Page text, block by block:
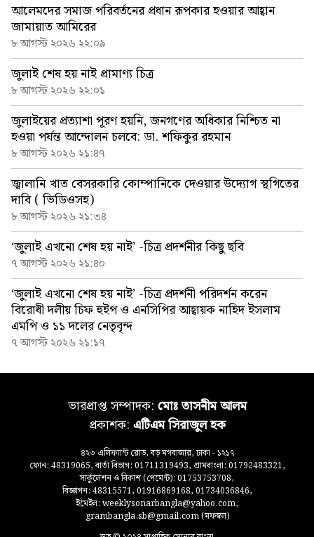
আলেমদের সমাজ পরিবর্তনের প্রধান রূপকার হওয়ার আহ্বান
জামায়াত আমিরের
৮ আগস্ট ২০২৬ ২২:০৯
জুলাই শেষ হয় নাই প্রামাণ্য চিত্র
৮ আগস্ট ২০২৬ ২২:০১
জুলাইয়ের প্রত্যাশা পূরণ হয়নি, জনগণের অধিকার নিশ্চিত না
হওয়া পর্যন্ত আন্দোলন চলবে: ডা. শফিকুর রহমান
৮ আগস্ট ২০২৬ ২১:৪৭
জ্বালানি খাত বেসরকারি কোম্পানিকে দেওয়ার উদ্যোগ স্থগিতের
দাবি ( ভিডিওসহ)
৮ আগস্ট ২০২৬ ২১:৩৪
‘জুলাই এখনো শেষ হয় নাই’ -চিত্র প্রদর্শনীর কিছু ছবি
৭ আগস্ট ২০২৬ ২১:৪০
‘জুলাই এখনো শেষ হয় নাই’ -চিত্র প্রদর্শনী পরিদর্শন করেন
বিরোধী দলীয় চিফ হুইপ ও এনসিপির আহ্বায়ক নাহিদ ইসলাম
এমপি ও ১১ দলের নেতৃবৃন্দ
৭ আগস্ট ২০২৬ ২১:১৭
ভারপ্রাপ্ত সম্পাদক: মোঃ তাসনীম আলম
প্রকাশক: এটিএম সিরাজুল হক
৪২৩ এলিফ্যান্ট রোড, বড় মগবাজার, ঢাকা - ১২১৭
ফোন: 48319065, বার্তা বিভাগ: 01711319493, গ্রামবাংলা: 01792483321,
সার্কুলেশন ও বিকাশ (পেমেন্ট): 01753753708,
বিজ্ঞাপন: 48315571, 01916869168, 01734036846,
ইমেইল: weeklysonarbangla@yahoo.com,
grambangla.sb@gmail.com (মফস্বল)